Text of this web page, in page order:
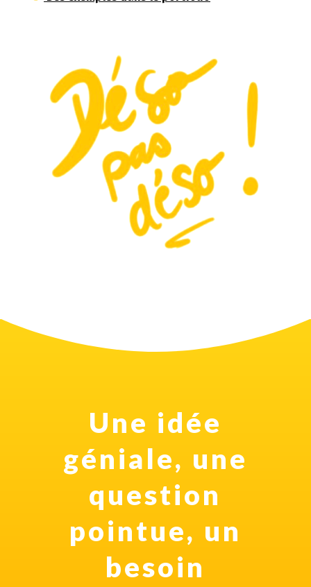
Une idée
géniale, une
question
pointue, un
besoin